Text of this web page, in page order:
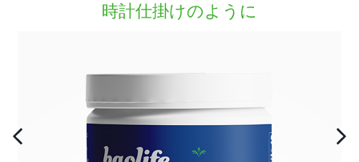
時計仕掛けのように